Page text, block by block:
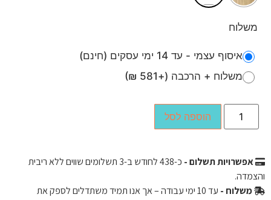
משלוח
איסוף עצמי - עד 14 ימי עסקים (חינם)
משלוח + הרכבה (+581 ₪)
הוספה לסל
אפשרויות תשלום - כ-438
לחודש ב-3 תשלומים שווים ללא ריבית
והצמדה.
משלוח -
עד 10 ימי עבודה – אך אנו תמיד משתדלים לספק את